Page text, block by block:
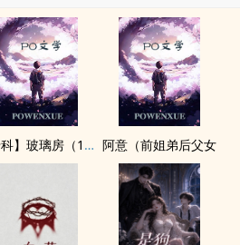
【骨科】玻璃房（1v2H） 阿意（前姐弟后父女